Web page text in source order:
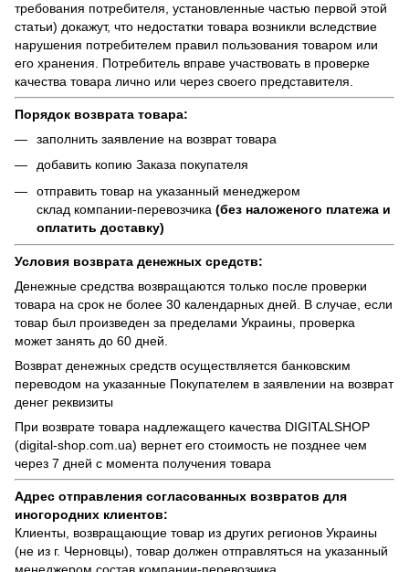
требования потребителя, установленные частью первой этой
статьи) докажут, что недостатки товара возникли вследствие
нарушения потребителем правил пользования товаром или
его хранения. Потребитель вправе участвовать в проверке
качества товара лично или через своего представителя.
Порядок возврата товара:
заполнить заявление на возврат товара
добавить копию Заказа покупателя
отправить товар на указанный менеджером
склад компании-перевозчика (без наложеного платежа и
оплатить доставку)
Условия возврата денежных средств:
Денежные средства возвращаются только после проверки
товара на срок не более 30 календарных дней. В случае, если
товар был произведен за пределами Украины, проверка
может занять до 60 дней.
Возврат денежных средств осуществляется банковским
переводом на указанные Покупателем в заявлении на возврат
денег реквизиты
При возврате товара надлежащего качества DIGITALSHOP
(digital-shop.com.ua) вернет его стоимость не позднее чем
через 7 дней с момента получения товара
Адрес отправления согласованных возвратов для
иногородних клиентов:
Клиенты, возвращающие товар из других регионов Украины
(не из г. Черновцы), товар должен отправляться на указанный